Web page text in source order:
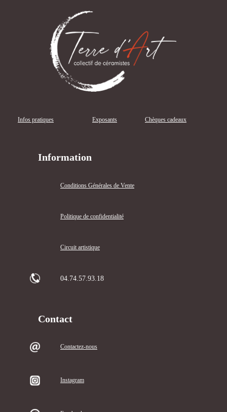
Infos pratiques Exposants Chèques cadeaux
Information
Conditions Générales de Vente
Politique de confidentialité
Circuit artistique
04.74.57.93.18
Contact
Contactez-nous
Instagram